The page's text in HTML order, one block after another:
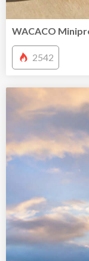
WACACO
2542